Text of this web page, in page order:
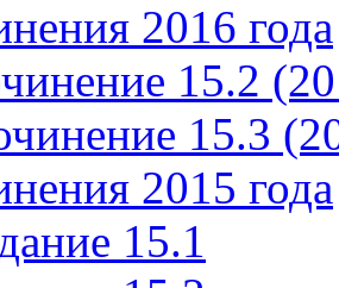
2016 года
15.2
15.3
2015 года
15.1